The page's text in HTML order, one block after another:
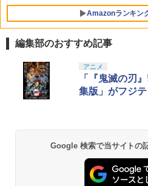
Amazonランキン
編集部のおすすめ記事
アニメ
「『鬼滅の刃
集版」がフジ
Google 検索で当サイトの